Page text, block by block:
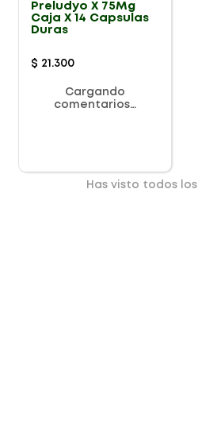
Preludyo X 75Mg
Caja X 14 Capsulas
Duras
$ 21 .300
Cargando
comentarios…
Has visto todos los